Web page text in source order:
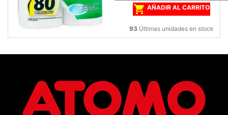
 AÑADIR AL CARRITO
93 Últimas unidades en stock